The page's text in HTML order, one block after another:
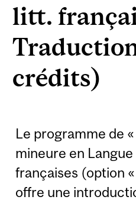
litt.
crédits)
Le programme de
mineure en
françaises (option
offre une